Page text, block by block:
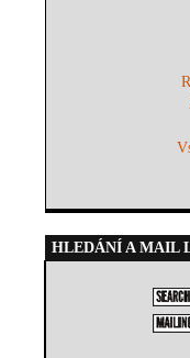
HLEDÁNÍ A MAIL